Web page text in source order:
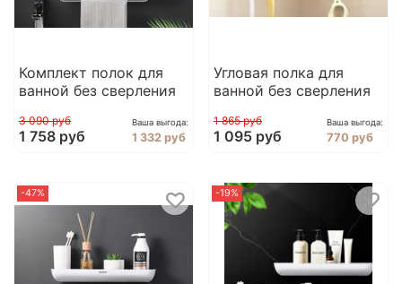
Комплект полок для
ванной без сверления
3 090 руб
1 758 руб
Ваша выгода:
1 332 руб
Угловая полка для
ванной без сверления
1 865 руб
1 095 руб
Ваша выгода:
770 руб
-47% -19%